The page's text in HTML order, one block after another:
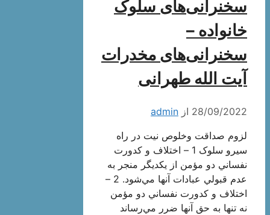
سخنرانی‌های سلوک
خانواده –
سخنرانی‌های مخدرات
آیت الله طهرانی
28/09/2022 از admin
لزوم صداقت وخلوص نیت در راه
سیرو سلوک 1 – اختلاف و كدورت
نفساني دو مؤمن از يكديگر منجر به
عدم قبولي عبادات آنها مي‌شود. 2 –
اختلاف و كدورت نفساني دو مؤمن
نه تنها به حق آنها ضرر مي‌رساند